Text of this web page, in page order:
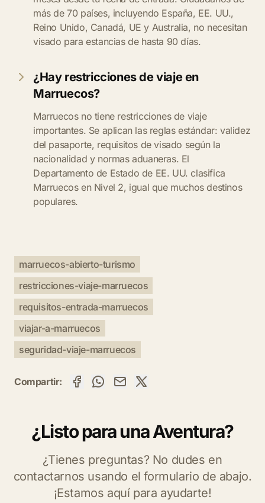
más de 70 países, incluyendo España, EE. UU.,
Reino Unido, Canadá, UE y Australia, no necesitan
visado para estancias de hasta 90 días.
¿Hay restricciones de viaje en
Marruecos?
Marruecos no tiene restricciones de viaje
importantes. Se aplican las reglas estándar: validez
del pasaporte, requisitos de visado según la
nacionalidad y normas aduaneras. El
Departamento de Estado de EE. UU. clasifica
Marruecos en Nivel 2, igual que muchos destinos
populares.
marruecos-abierto-turismo
restricciones-viaje-marruecos
requisitos-entrada-marruecos
viajar-a-marruecos
seguridad-viaje-marruecos
Compartir:
¿Listo para una Aventura?
¿Tienes preguntas? No dudes en
contactarnos usando el formulario de abajo.
¡Estamos aquí para ayudarte!